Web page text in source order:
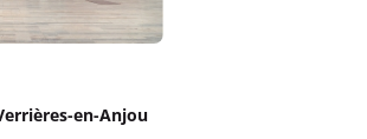
en-Anjou